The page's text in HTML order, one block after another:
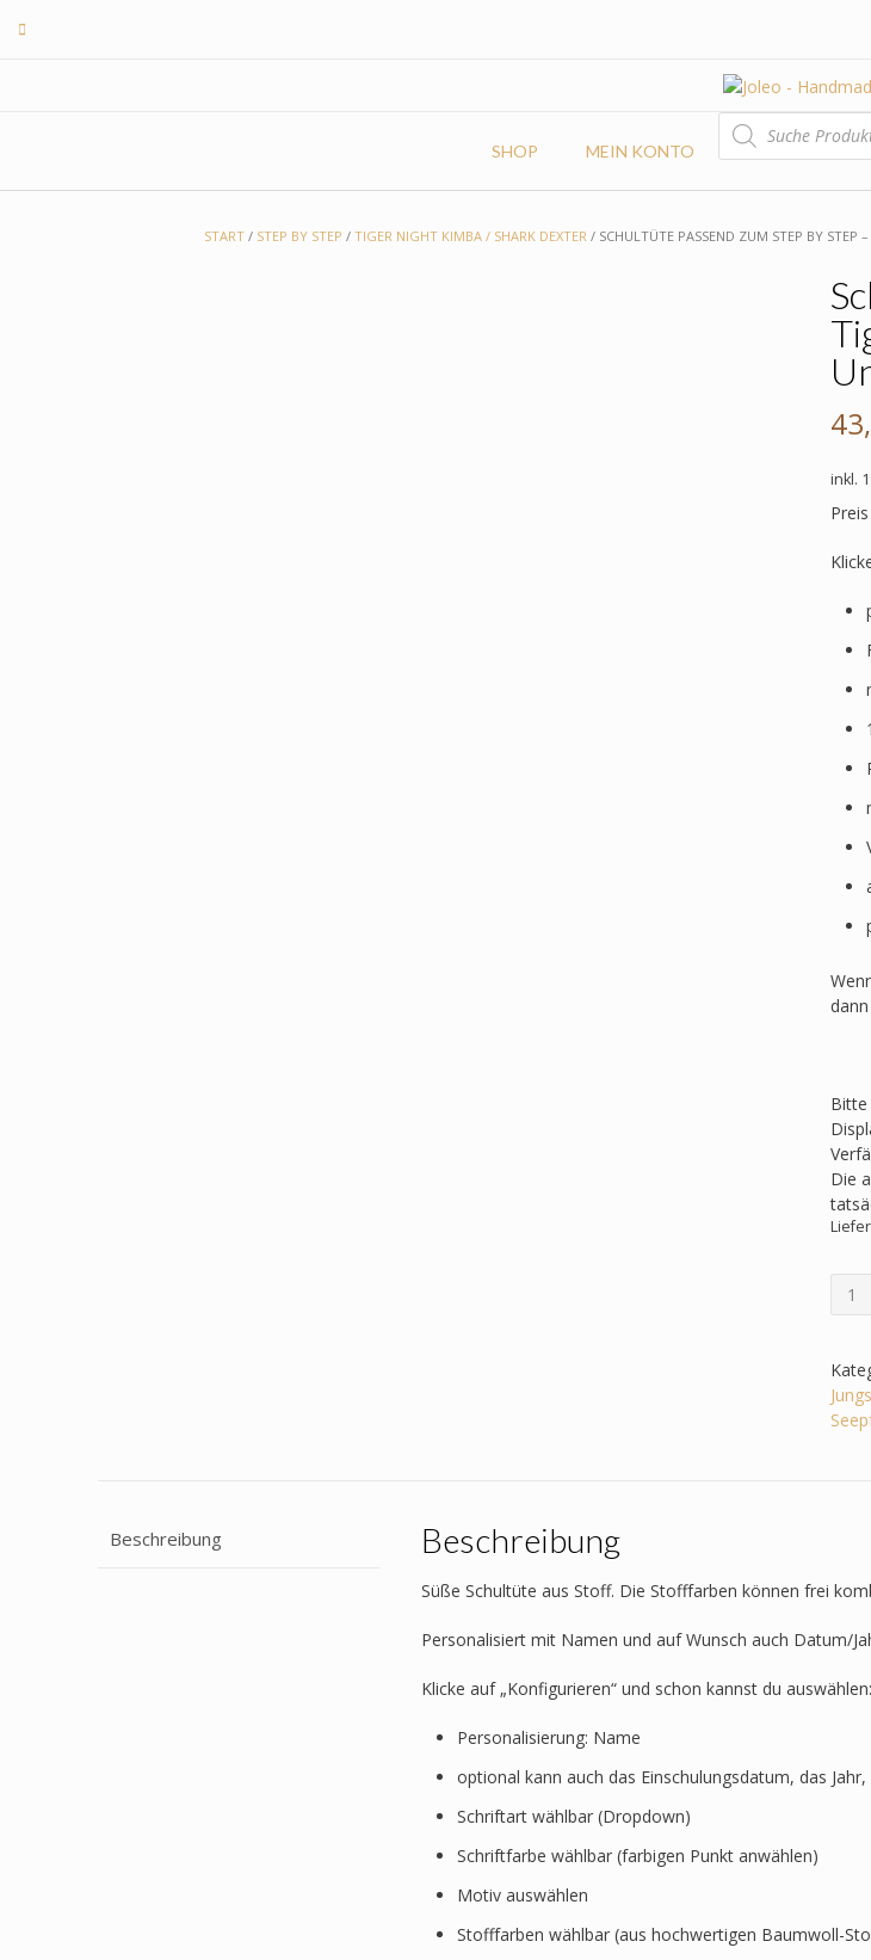
SHOP MEIN KONTO
PRODUCTS
SEARCH
START / STEP BY STEP / TIGER NIGHT KIMBA / SHARK DEXTER / SCHULTÜTE PASSEND ZUM STEP BY STEP
inkl.
Bitte
Die
Step
by
Step
-
Orca-
Jungs
Beschreibung Beschreibung
Süße Schultüte aus Stoff. Die Stofffarben können frei
Personalisiert mit Namen und auf Wunsch auch Datum/
Klicke auf „Konfigurieren“ und schon kannst du auswählen:
Personalisierung: Name
optional kann auch das Einschulungsdatum, das
Schriftart wählbar (Dropdown)
Schriftfarbe wählbar (farbigen Punkt anwählen)
Motiv auswählen
Stofffarben wählbar (aus hochwertigen Baumwoll-